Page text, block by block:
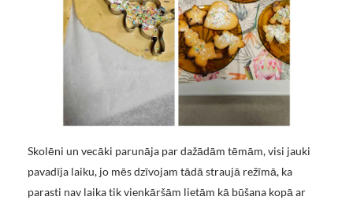
Skolēni un vecāki parunāja par dažādām tēmām, visi jauki
pavadīja laiku, jo mēs dzīvojam tādā straujā režīmā, ka
parasti nav laika tik vienkāršām lietām kā būšana kopā ar